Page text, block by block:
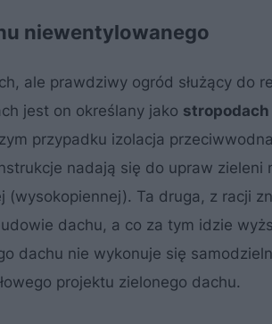
niewentylowanego
ale prawdziwy ogród służący do
jest on określany jako
przypadku izolacja
nadają się do upraw zieleni
Ta druga, z racji
dachu, a co za tym idzie
dachu nie wykonuje się
projektu zielonego dachu.